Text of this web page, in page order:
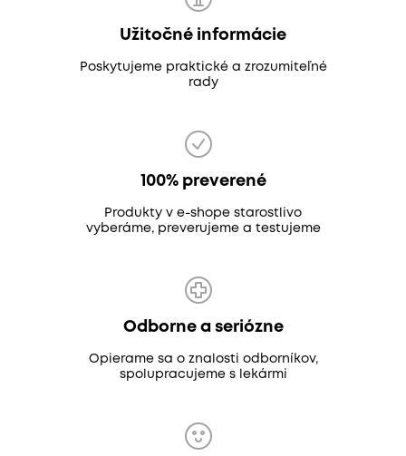
Užitočné informácie
Poskytujeme praktické a zrozumiteľné
rady
100% preverené
Produkty v e-shope starostlivo
vyberáme, preverujeme a testujeme
Odborne a seriózne
Opierame sa o znalosti odborníkov,
spolupracujeme s lekármi